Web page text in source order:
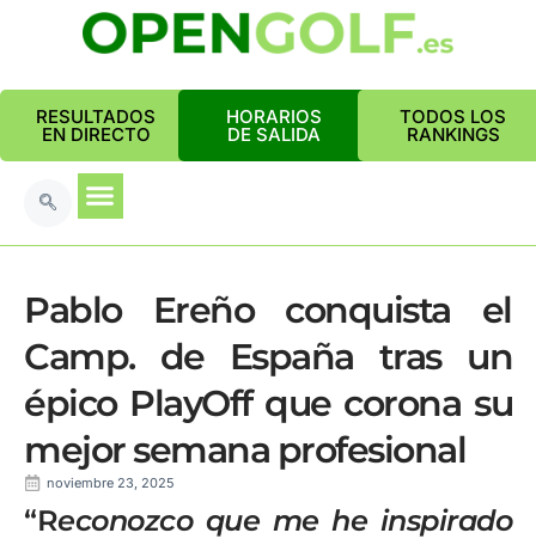
RESULTADOS
EN DIRECTO
HORARIOS
DE SALIDA
TODOS LOS
RANKINGS
Pablo Ereño conquista el
Camp. de España tras un
épico PlayOff que corona su
mejor semana profesional
noviembre 23, 2025
“Reconozco que me he inspirado